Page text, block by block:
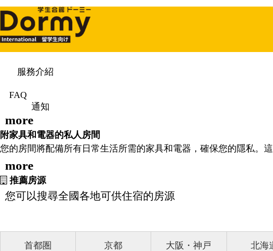
服務介紹
FAQ
通知
Dormy為所有在日本留學的學生的生活提供支持。
營養豐富、新鮮烹調的飯菜
在 Dormy，我們的座右銘是“有趣和美味”，
more
附家具和電器的私人房間
您的房間將配備所有日常生活所需的家具和電器，確保您的隱私。
more
推薦房源
您可以搜尋全國各地可供住宿的房源
首都圏 京都 大阪・神戸 北海